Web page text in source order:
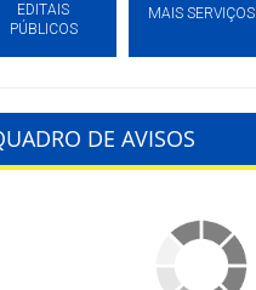
EDITAIS
PÚBLICOS
MAIS SERVIÇOS
DE AVISOS